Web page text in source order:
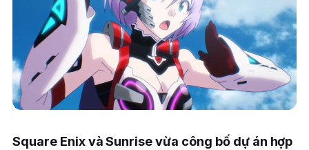
Square Enix và Sunrise vừa công bố dự án hợp